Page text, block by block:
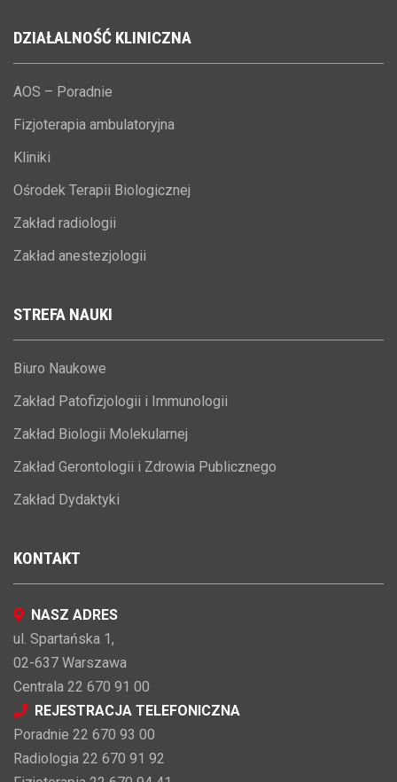
DZIAŁALNOŚĆ KLINICZNA
AOS – Poradnie
Fizjoterapia ambulatoryjna
Kliniki
Ośrodek Terapii Biologicznej
Zakład radiologii
Zakład anestezjologii
STREFA NAUKI
Biuro Naukowe
Zakład Patofizjologii i Immunologii
Zakład Biologii Molekularnej
Zakład Gerontologii i Zdrowia Publicznego
Zakład Dydaktyki
KONTAKT
NASZ ADRES
ul. Spartańska 1,
02-637 Warszawa
Centrala 22 670 91 00
REJESTRACJA TELEFONICZNA
Poradnie 22 670 93 00
Radiologia 22 670 91 92